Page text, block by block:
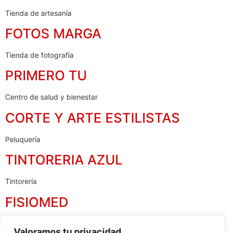
Tienda de artesanía
FOTOS MARGA
Tienda de fotografía
PRIMERO TU
Centro de salud y bienestar
CORTE Y ARTE ESTILISTAS
Peluquería
TINTORERIA AZUL
Tintorería
FISIOMED